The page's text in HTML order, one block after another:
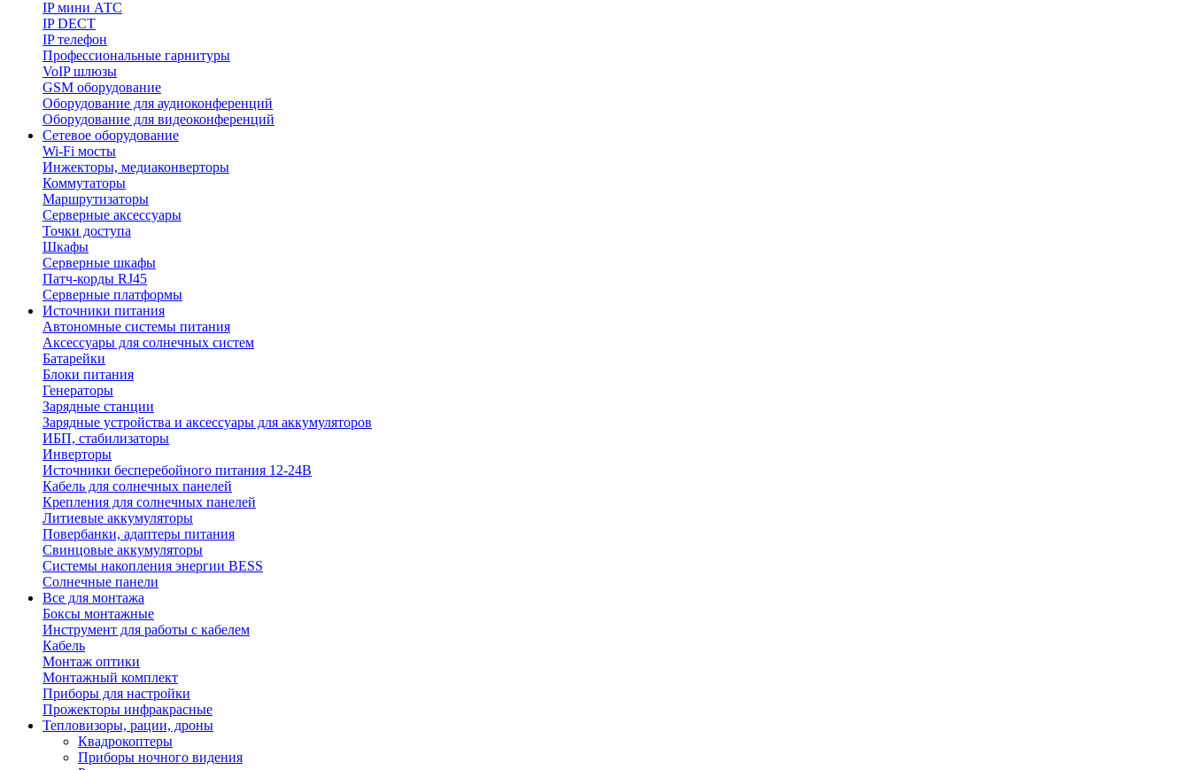
IP мини АТС
IP DECT
IP телефон
Профессиональные гарнитуры
VoIP шлюзы
GSM оборудование
Оборудование для аудиоконференций
Оборудование для видеоконференций
Сетевое оборудование
Wi-Fi мосты
Инжекторы, медиаконверторы
Коммутаторы
Маршрутизаторы
Серверные аксессуары
Точки доступа
Шкафы
Серверные шкафы
Патч-корды RJ45
Серверные платформы
Источники питания
Автономные системы питания
Аксессуары для солнечных систем
Батарейки
Блоки питания
Генераторы
Зарядные станции
Зарядные устройства и аксессуары для аккумуляторов
ИБП, стабилизаторы
Инверторы
Источники бесперебойного питания 12-24В
Кабель для солнечных панелей
Крепления для солнечных панелей
Литиевые аккумуляторы
Повербанки, адаптеры питания
Свинцовые аккумуляторы
Системы накопления энергии BESS
Солнечные панели
Все для монтажа
Боксы монтажные
Инструмент для работы с кабелем
Кабель
Монтаж оптики
Монтажный комплект
Приборы для настройки
Прожекторы инфракрасные
Тепловизоры, рации, дроны
Квадрокоптеры
Приборы ночного видения